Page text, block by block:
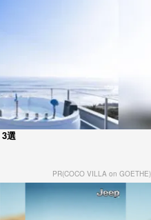
選
PR(COCO VILLA on GOETHE)